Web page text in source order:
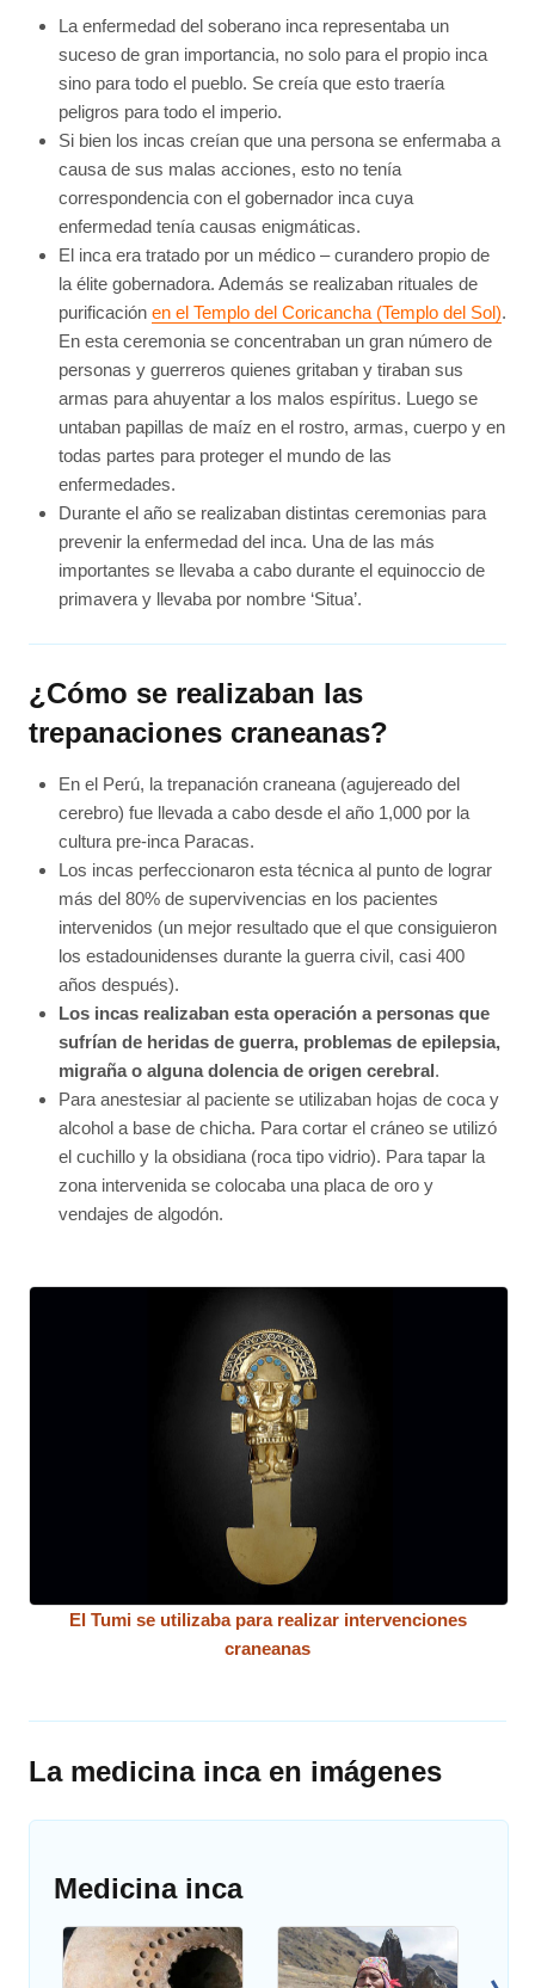
La enfermedad del soberano inca representaba un
suceso de gran importancia, no solo para el propio inca
sino para todo el pueblo. Se creía que esto traería
peligros para todo el imperio.
Si bien los incas creían que una persona se enfermaba a
causa de sus malas acciones, esto no tenía
correspondencia con el gobernador inca cuya
enfermedad tenía causas enigmáticas.
El inca era tratado por un médico – curandero propio de
la élite gobernadora. Además se realizaban rituales de
purificación en el Templo del Coricancha (Templo del Sol).
En esta ceremonia se concentraban un gran número de
personas y guerreros quienes gritaban y tiraban sus
armas para ahuyentar a los malos espíritus. Luego se
untaban papillas de maíz en el rostro, armas, cuerpo y en
todas partes para proteger el mundo de las
enfermedades.
Durante el año se realizaban distintas ceremonias para
prevenir la enfermedad del inca. Una de las más
importantes se llevaba a cabo durante el equinoccio de
primavera y llevaba por nombre ‘Situa’.
¿Cómo se realizaban las
trepanaciones craneanas?
En el Perú, la trepanación craneana (agujereado del
cerebro) fue llevada a cabo desde el año 1,000 por la
cultura pre-inca Paracas.
Los incas perfeccionaron esta técnica al punto de lograr
más del 80% de supervivencias en los pacientes
intervenidos (un mejor resultado que el que consiguieron
los estadounidenses durante la guerra civil, casi 400
años después).
Los incas realizaban esta operación a personas que
sufrían de heridas de guerra, problemas de epilepsia,
migraña o alguna dolencia de origen cerebral.
Para anestesiar al paciente se utilizaban hojas de coca y
alcohol a base de chicha. Para cortar el cráneo se utilizó
el cuchillo y la obsidiana (roca tipo vidrio). Para tapar la
zona intervenida se colocaba una placa de oro y
vendajes de algodón.
El Tumi se utilizaba para realizar intervenciones
craneanas
La medicina inca en imágenes
Medicina inca